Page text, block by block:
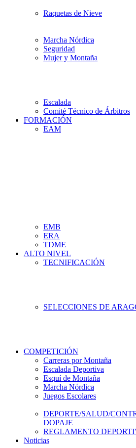
Raquetas de Nieve
Marcha Nórdica
Seguridad
Mujer y Montaña
Escalada
Comité Técnico de Árbitros
FORMACIÓN
EAM
EMB
ERA
TDME
ALTO NIVEL
TECNIFICACIÓN
SELECCIONES DE
COMPETICIÓN
Carreras por Montaña
Escalada Deportiva
Esquí de Montaña
Marcha Nórdica
Juegos Escolares
DEPORTE/SALUD/
DOPAJE
REGLAMENTO
Noticias